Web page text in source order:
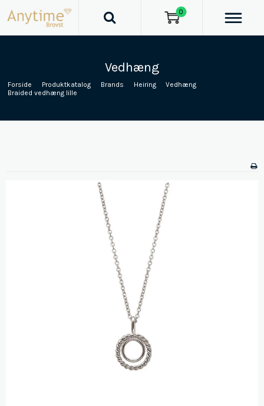
Vedhæng
Forside Produktkatalog Brands Heiring Vedhæng
Braided vedhæng lille
0